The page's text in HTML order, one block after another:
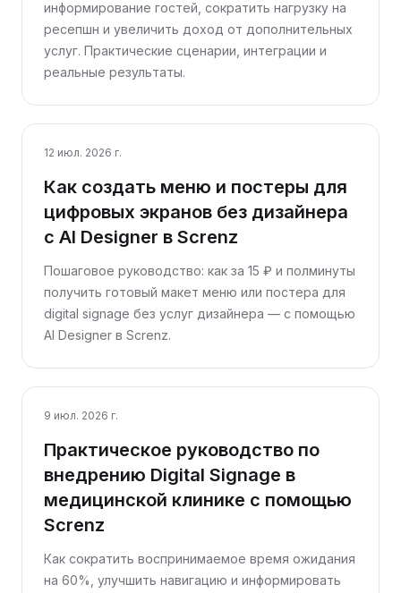
информирование гостей, сократить нагрузку на
ресепшн и увеличить доход от дополнительных
услуг. Практические сценарии, интеграции и
реальные результаты.
12 июл. 2026 г.
Как создать меню и постеры для
цифровых экранов без дизайнера
с AI Designer в Screnz
Пошаговое руководство: как за 15 ₽ и полминуты
получить готовый макет меню или постера для
digital signage без услуг дизайнера — с помощью
AI Designer в Screnz.
9 июл. 2026 г.
Практическое руководство по
внедрению Digital Signage в
медицинской клинике с помощью
Screnz
Как сократить воспринимаемое время ожидания
на 60%, улучшить навигацию и информировать